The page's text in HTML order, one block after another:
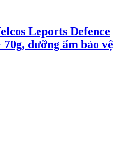
Leports Defence
dưỡng ẩm bảo vệ